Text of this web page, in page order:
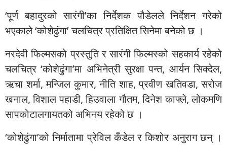
‘पूर्ण बहादुरको सारंगी’का निर्देशक पौडेलले निर्देशन गरेको
भएकाले ‘कोशेढुंगा’ चलचित्र प्रतिक्षित सिनेमा बनेको छ ।
नरदेवी फिल्मसको प्रस्तुति र सारंगी फिल्मस्को सहकार्य रहेको
चलचित्र ‘कोशेढुंगा’मा अभिनेत्री सुरक्षा पन्त, आर्यन सिक्देल,
ऋचा शर्मा, मन्जिल कुमार, नीति शाह, प्रवीण खतिवडा, सरोज
खनाल, विशाल पहाडी, हिउवाला गौतम, दिनेश काफ्ले, लोकमणि
सापकोटालगायतको अभिनय रहेको छ ।
‘कोशेढुंगा’को निर्मातामा प्रेविल कँडेल र किशोर अनुराग छन् ।